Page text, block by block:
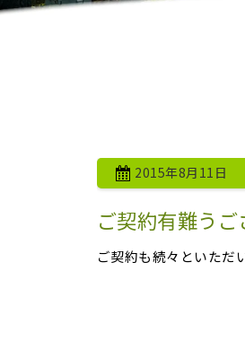
2015年8月11日
ご契約有難う
ご契約も続々といただ